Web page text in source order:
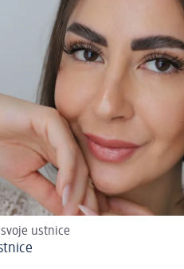
ustnice